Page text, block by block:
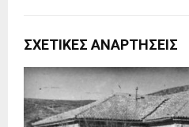
ΣΧΕΤΙΚΈΣ ΑΝΑΡΤΉΣΕΙΣ